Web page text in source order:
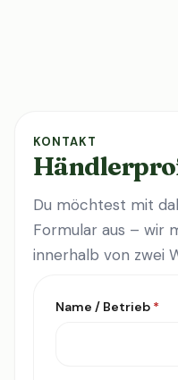
KONTAKT
Du möchtest mit
Formular aus – wir
innerhalb von zwei
Name / Betrieb *